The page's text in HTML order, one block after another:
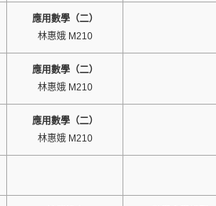
應用數學（二）
林惠娥 M210
應用數學（二）
林惠娥 M210
應用數學（二）
林惠娥 M210